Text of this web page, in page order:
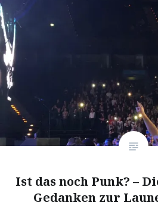
Ist das noch Punk? –
Gedanken zur